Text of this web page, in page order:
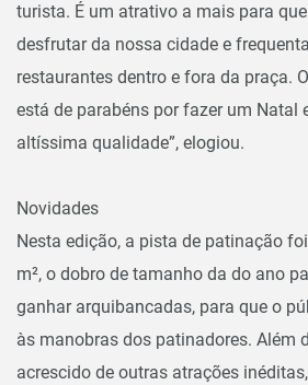
turista. É um atrativo a mais para
desfrutar da nossa cidade e
restaurantes dentro e fora da praça.
está de parabéns por fazer um Natal
altíssima qualidade”, elogiou.
Novidades
Nesta edição, a pista de patinação
m², o dobro de tamanho da do ano
ganhar arquibancadas, para que o
às manobras dos patinadores. Além
acrescido de outras atrações